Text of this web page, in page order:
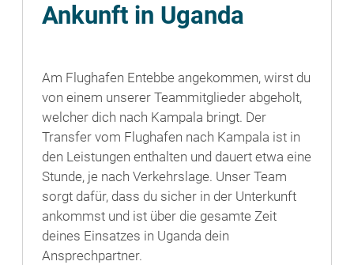
Ankunft in Uganda
Am Flughafen Entebbe angekommen, wirst du
von einem unserer Teammitglieder abgeholt,
welcher dich nach Kampala bringt. Der
Transfer vom Flughafen nach Kampala ist in
den Leistungen enthalten und dauert etwa eine
Stunde, je nach Verkehrslage. Unser Team
sorgt dafür, dass du sicher in der Unterkunft
ankommst und ist über die gesamte Zeit
deines Einsatzes in Uganda dein
Ansprechpartner.